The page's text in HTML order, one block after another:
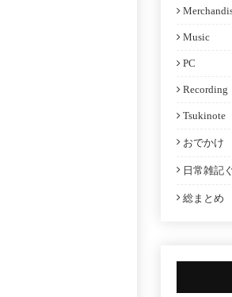
Music
PC
Recording
Tsukinote
おでかけ
日常雑記
総まとめ